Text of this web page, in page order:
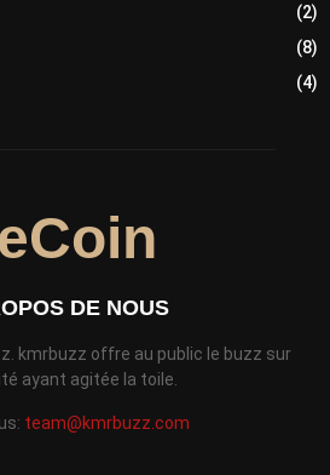
(2)
(8)
(4)
DE NOUS
kmrbuzz offre au public le buzz sur
ayant agitée la toile.
team@kmrbuzz.com